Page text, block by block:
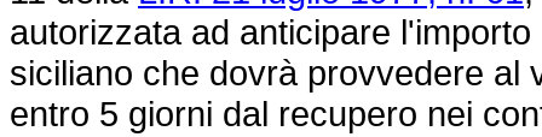
autorizzata ad anticipare
siciliano che dovrà provvedere al
entro 5 giorni dal recupero nei